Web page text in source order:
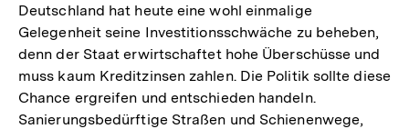
Deutschland hat heute eine wohl einmalige
Gelegenheit seine Investitionsschwäche zu beheben,
denn der Staat erwirtschaftet hohe Überschüsse und
muss kaum Kreditzinsen zahlen. Die Politik sollte diese
Chance ergreifen und entschieden handeln.
Sanierungsbedürftige Straßen und Schienenwege,